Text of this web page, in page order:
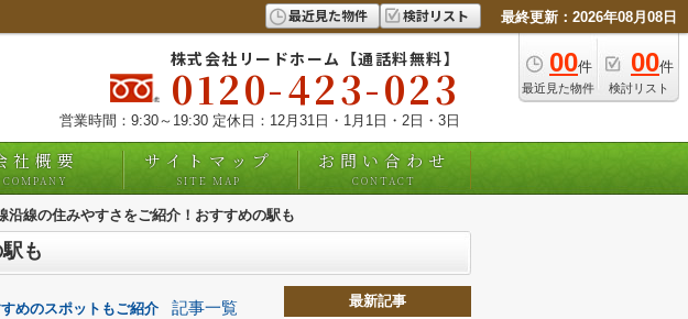
最近見た物件 検討リスト 最終更新：2026年08月08日
00件
最近見た物件
00件
検討リスト
株式会社リードホーム【通話料無料】
0120-423-023
営業時間：9:30～19:30 定休日：12月31日・1月1日・2日・3日
社概要
COMPANY
サイトマップ
SITE MAP
お問い合わせ
CONTACT
沿線の住みやすさをご紹介！おすすめの駅も
も
めのスポットもご紹介 記事一覧
最新記事